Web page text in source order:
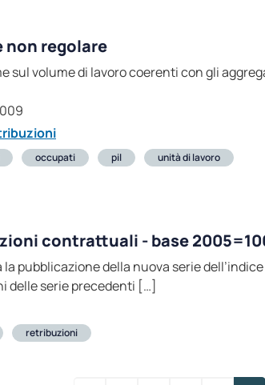
non regolare
sul volume di lavoro coerenti con gli
occupati pil unità di lavoro
contrattuali - base
la pubblicazione della nuova serie
delle serie precedenti […]
retribuzioni